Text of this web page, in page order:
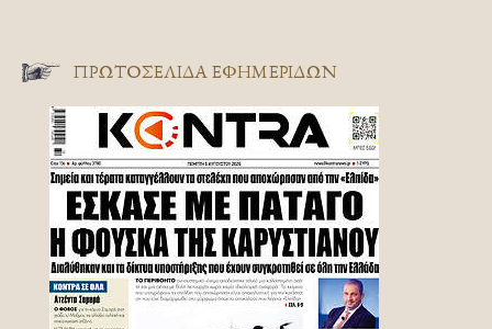
ΠΡΩΤΟΣΈΛΙΔΑ ΕΦΗΜΕΡΊΔΩΝ